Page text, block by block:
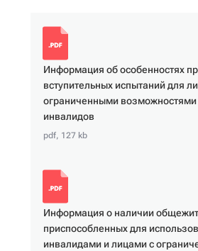
Информация об особенностях
вступительных испытаний для
ограниченными возможностями
инвалидов
pdf, 127 kb
Информация о наличии
приспособленных для
инвалидами и лицами с